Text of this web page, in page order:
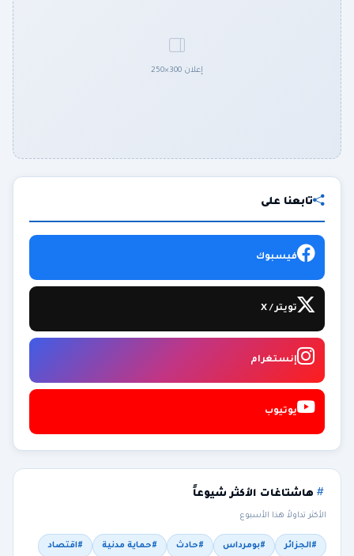
إعلان 300×250
تابعنا على
فيسبوك
تويتر / X
إنستغرام
يوتيوب
هاشتاغات الأكثر شيوعاً
الأكثر تداولاً هذا الأسبوع
#الجزائر #بومرداس #حادث #حماية مدنية #اقتصاد